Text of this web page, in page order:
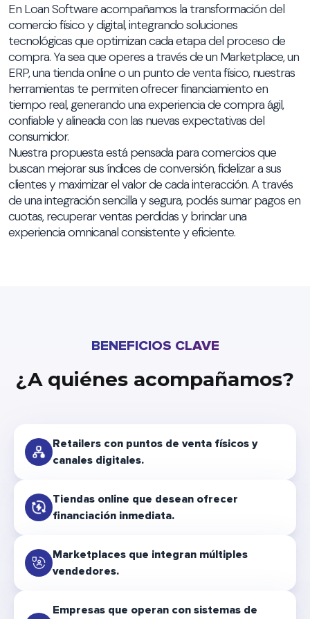
En Loan Software acompañamos la transformación del
comercio físico y digital, integrando soluciones
tecnológicas que optimizan cada etapa del proceso de
compra. Ya sea que operes a través de un Marketplace, un
ERP, una tienda online o un punto de venta físico, nuestras
herramientas te permiten ofrecer financiamiento en
tiempo real, generando una experiencia de compra ágil,
confiable y alineada con las nuevas expectativas del
consumidor.
Nuestra propuesta está pensada para comercios que
buscan mejorar sus índices de conversión, fidelizar a sus
clientes y maximizar el valor de cada interacción. A través
de una integración sencilla y segura, podés sumar pagos en
cuotas, recuperar ventas perdidas y brindar una
experiencia omnicanal consistente y eficiente.
BENEFICIOS CLAVE
¿A quiénes acompañamos?
Retailers con puntos de venta físicos y
canales digitales.
Tiendas online que desean ofrecer
financiación inmediata.
Marketplaces que integran múltiples
vendedores.
Empresas que operan con sistemas de